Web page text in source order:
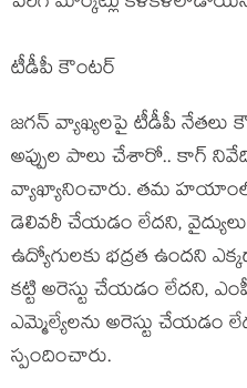
టీడీపీ కౌంట‌ర్‌
జ‌గ‌న్ వ్యాఖ్య‌ల‌పై టీడీపీ నేత‌లు
అప్పుల పాలు చేశారో.. కాగ్
వ్యాఖ్యానించారు. త‌మ
డెలివ‌రీ చేయ‌డం లేద‌ని,
ఉద్యోగుల‌కు భ‌ద్ర‌త ఉంద‌ని
క‌ట్టి అరెస్టు చేయ‌డం లేద‌ని,
ఎమ్మెల్యేల‌ను అరెస్టు చేయ‌డం
స్పందించారు.